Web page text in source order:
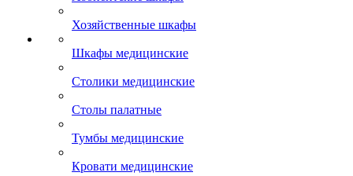
Хозяйственные шкафы
Шкафы медицинские
Столики медицинские
Столы палатные
Тумбы медицинские
Кровати медицинские